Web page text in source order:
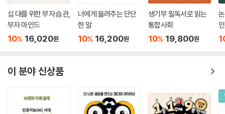
십 대를 위한 부자 습관,
부자 마인드
10% 16,020원
너에게 들려주는 단단
한 말
10% 16,200원
생기부 필독서로 읽는
통합사회
10% 19,800원
이 분야 신상품